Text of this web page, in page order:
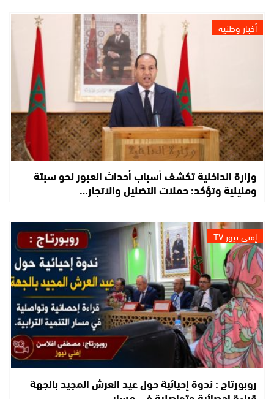
أخبار وطنية
وزارة الداخلية تكشف أسباب أحداث العبور نحو سبتة
ومليلية وتؤكد: حملات التضليل والاتجار…
إفني نيوز TV
روبورتاج : ندوة إحيائية حول عيد العرش المجيد بالجهة